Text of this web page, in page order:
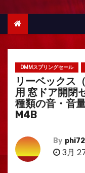
DMMスプリングセール
リーベックス
用 窓ドア開閉
種類の音・音
M4B
By
3月